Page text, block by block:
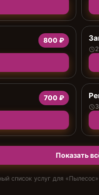
800 ₽
700 ₽
Показать
список услуг для «Пылесос